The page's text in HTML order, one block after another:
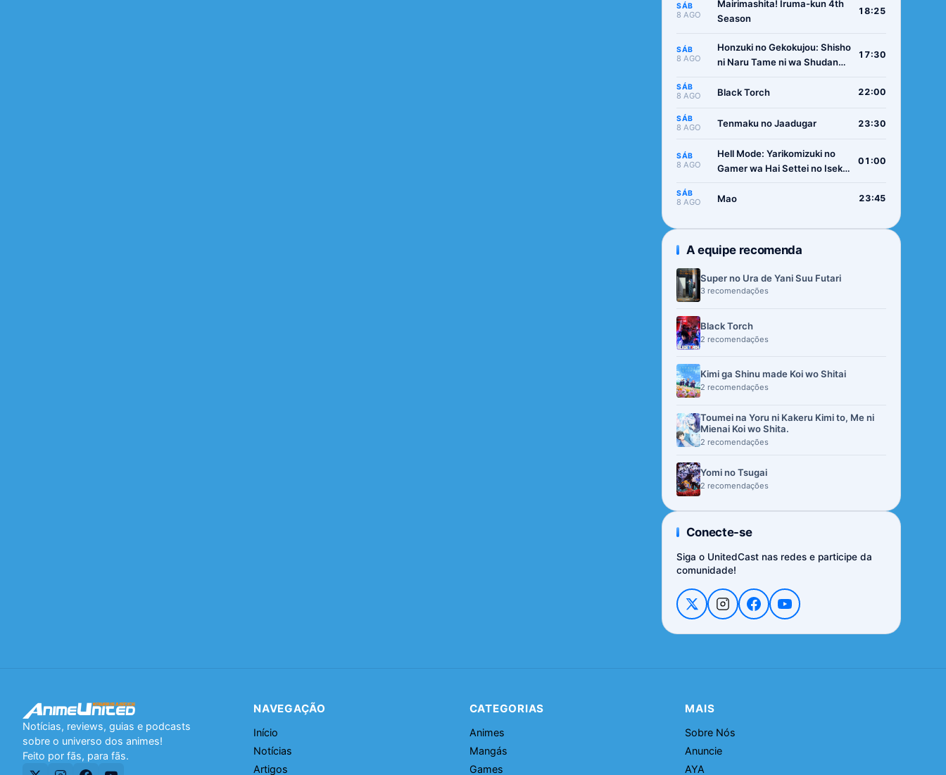
SÁB
8 AGO
Mairimashita! Iruma-kun 4th
Season
18:25
SÁB
8 AGO
Honzuki no Gekokujou: Shisho
ni Naru Tame ni wa Shudan
Ryoushu no Youjo
17:30
SÁB
8 AGO Black Torch 22:00
SÁB
8 AGO Tenmaku no Jaadugar 23:30
SÁB
8 AGO
Hell Mode: Yarikomizuki no
Gamer wa Hai Settei no Isekai
01:00
SÁB
8 AGO Mao 23:45
A equipe recomenda
Super no Ura de Yani Suu Futari
3 recomendações
Black Torch
2 recomendações
Kimi ga Shinu made Koi wo Shitai
2 recomendações
Toumei na Yoru ni Kakeru Kimi to, Me ni
Mienai Koi wo Shita.
2 recomendações
Yomi no Tsugai
2 recomendações
Conecte-se
Siga o UnitedCast nas redes e participe da
comunidade!
Notícias, reviews, guias e podcasts
sobre o universo dos animes!
Feito por fãs, para fãs.
NAVEGAÇÃO
Início
Notícias
Artigos
CATEGORIAS
Animes
Mangás
Games
MAIS
Sobre Nós
Anuncie
AYA